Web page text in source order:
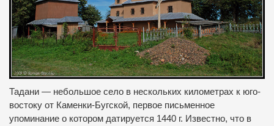
Тадани — небольшое село в нескольких километрах к юго-
востоку от Каменки-Бугской, первое письменное
упоминание о котором датируется 1440 г. Известно, что в